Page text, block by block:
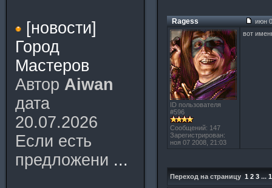
[новости]
Город
Мастеров
Автор Aiwan
дата
20.07.2026
Если есть
предложени ...
Ragess июн
ID пользователя
#596
Сообщений: 147
Зарегистрирован:
ноя 07 2008, 21:03
вот
Переход на страницу 1 2 3 ...